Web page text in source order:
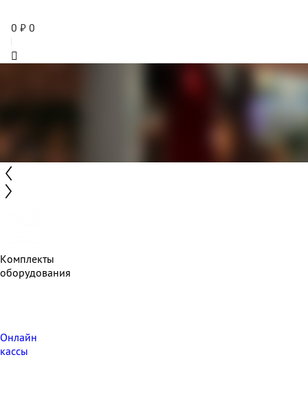
0 ₽ 0
Комплекты
оборудования
Онлайн
кассы